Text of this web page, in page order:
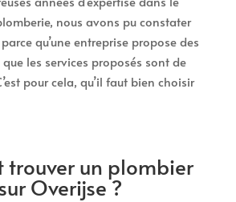
nous avons pu constater
qu’une entreprise propose des
les services proposés sont de
pour cela, qu’il faut bien choisir
trouver un plombier
Overijse ?